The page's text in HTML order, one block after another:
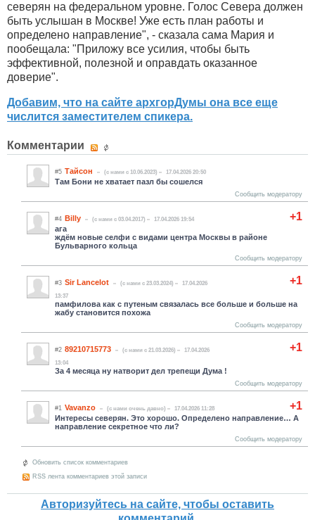
северян на федеральном уровне. Голос Севера должен
быть услышан в Москве! Уже есть план работы и
определено направление", - сказала сама Мария и
пообещала: "Приложу все усилия, чтобы быть
эффективной, полезной и оправдать оказанное
доверие".
Добавим, что на сайте архгорДумы она все еще
числится заместителем спикера.
Комментарии
#5 Тайсон (c нами с 10.06.2023) 17.04.2026 20:50
Там Бони не хватает пазл бы сошелся
Сообщить модератору
+1
#4 Billy (c нами с 03.04.2017) 17.04.2026 19:54
ага
ждём новые селфи с видами центра Москвы в районе
Бульварного кольца
Сообщить модератору
+1
#3 Sir Lancelot (c нами с 23.03.2024)
17.04.2026
13:37
памфилова как с путеным связалась все больше и больше на
жабу становится похожа
Сообщить модератору
+1
#2 89210715773 (c нами с 21.03.2026)
17.04.2026
13:04
За 4 месяца ну натворит дел трепещи Дума !
Сообщить модератору
+1
#1 Vavanzo (c нами очень давно) 17.04.2026 11:28
Интересы северян. Это хорошо. Определено направление… А
направление секретное что ли?
Сообщить модератору
Обновить список комментариев
RSS лента комментариев этой записи
Авторизуйтесь на сайте, чтобы оставить